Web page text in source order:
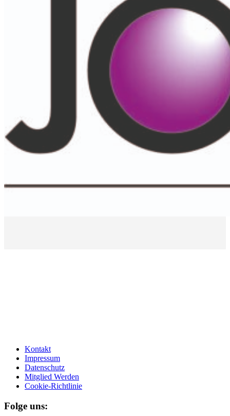
Kontakt
Impressum
Datenschutz
Mitglied Werden
Cookie-Richtlinie
Folge uns: